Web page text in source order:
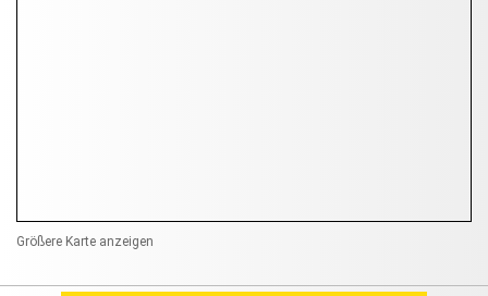
Größere Karte anzeigen